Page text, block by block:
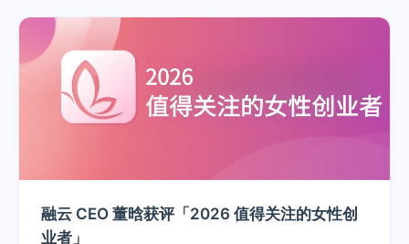
融云 CEO 董晗获评「2026 值得关注的女性创
业者」